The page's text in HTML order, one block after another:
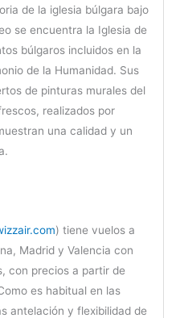
de la iglesia búlgara bajo
se encuentra la Iglesia de
búlgaros incluidos en la
de la Humanidad. Sus
de pinturas murales del
realizados por
una calidad y un
) tiene vuelos a
Madrid y Valencia con
con precios a partir de
es habitual en las
antelación y flexibilidad de